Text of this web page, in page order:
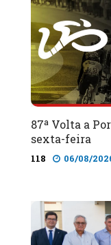
87ª Volta a
sexta-feira
118 06/08/